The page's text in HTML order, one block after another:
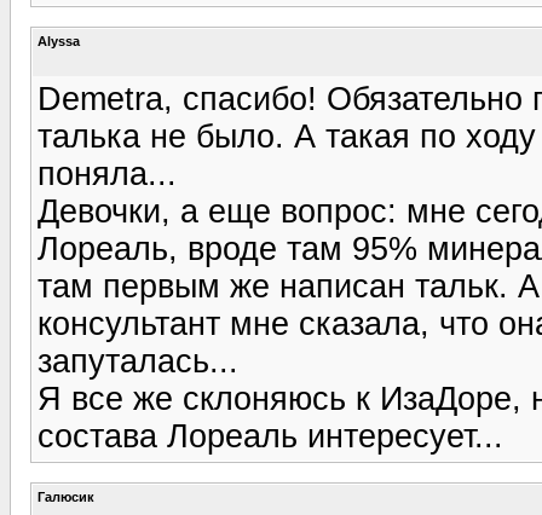
Alyssa
Demetra, спасибо!
талька не было. А такая по
поняла...
Девочки, а еще вопрос: мне
Лореаль, вроде там 95%
там первым же написан тальк. А
консультант мне сказала, что
запуталась...
Я все же склоняюсь к ИзаДоре,
состава Лореаль интересует...
Галюсик